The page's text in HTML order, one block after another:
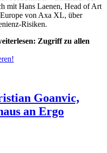
mit Hans Laenen, Head of Art
von Axa XL, über
Risiken.
Zugriff zu allen
Goanvic,
an Ergo